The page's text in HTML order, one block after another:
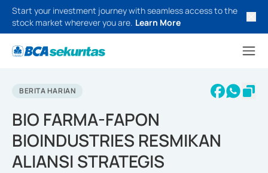
Start your investment journey with seamless access to the
stock market wherever you are. Learn More
BERITA HARIAN
BIO FARMA-FAPON
BIOINDUSTRIES RESMIKAN
ALIANSI STRATEGIS